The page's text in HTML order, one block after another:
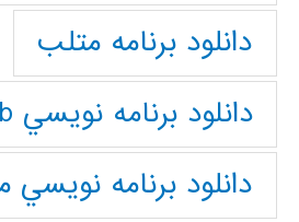
دانلود برنامه متلب
دانلود برنامه نويسي Matlab
دانلود برنامه نويسي